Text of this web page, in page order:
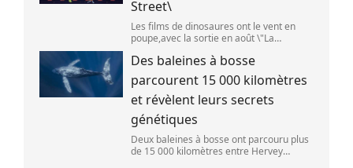
Street\
Les films de dinosaures ont le vent en
poupe,avec la sortie en août \"La
d\'Oak Street\". (APOLLONIA HILVERDA /
Des baleines à bosse
parcourent 15 000 kilomètres
et révèlent leurs secrets
génétiques
Deux baleines à bosse ont parcouru plus
de 15 000 kilomètres entre Hervey